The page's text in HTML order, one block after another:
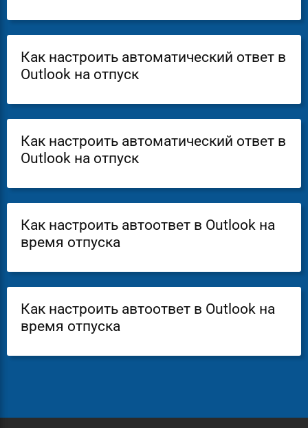
Как настроить автоматический ответ в
Outlook на отпуск
Как настроить автоматический ответ в
Outlook на отпуск
Как настроить автоответ в Outlook на
время отпуска
Как настроить автоответ в Outlook на
время отпуска